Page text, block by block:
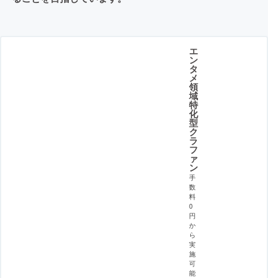
エ
ン
タ
メ
領
域
特
化
型
ク
ラ
フ
ァ
ン
手
数
料
0
円
か
ら
実
施
可
能